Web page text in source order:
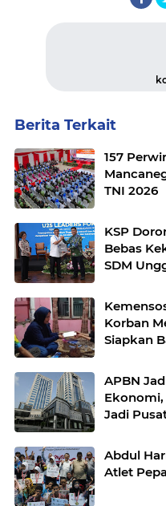
Berita Terkait
157
TNI 2026
KSP
Bebas
SDM
Korban
Siapkan
APBN
Jadi
Abdul
Atlet